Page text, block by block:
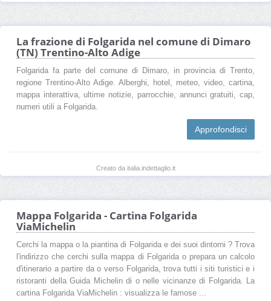
La frazione di Folgarida nel comune di Dimaro
(TN) Trentino-Alto Adige
Folgarida fa parte del comune di Dimaro, in provincia di Trento,
regione Trentino-Alto Adige. Alberghi, hotel, meteo, video, cartina,
mappa interattiva, ultime notizie, parrocchie, annunci gratuiti, cap,
numeri utili a Folgarida.
Approfondisci
Creato da italia.indettaglio.it
Mappa Folgarida - Cartina Folgarida
ViaMichelin
Cerchi la mappa o la piantina di Folgarida e dei suoi dintorni ? Trova
l'indirizzo che cerchi sulla mappa di Folgarida o prepara un calcolo
d'itinerario a partire da o verso Folgarida, trova tutti i siti turistici e i
ristoranti della Guida Michelin di o nelle vicinanze di Folgarida. La
cartina Folgarida ViaMichelin : visualizza le famose ...